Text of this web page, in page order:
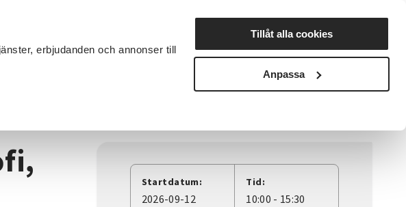
erbjudanden och annonser till
Tillåt alla cookies
Anpassa
Nyheter Avdelningar
Startdatum:
2026-09-12
Tid:
10:00 - 15:30